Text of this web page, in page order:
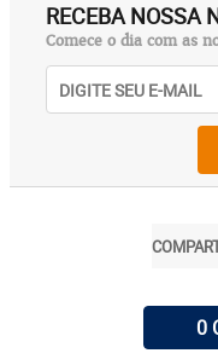
RECEBA NOSSA
Comece o dia com as
0